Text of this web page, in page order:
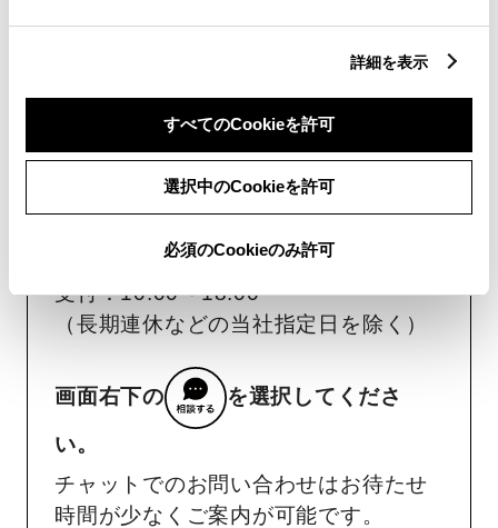
詳細を表示
すべてのCookieを許可
選択中のCookieを許可
必須のCookieのみ許可
チャットでお問い合わせ
受付：10:00～18:00
（長期連休などの当社指定日を除く）
画面右下の を選択してくださ
い。
チャットでのお問い合わせはお待たせ
時間が少なくご案内が可能です。